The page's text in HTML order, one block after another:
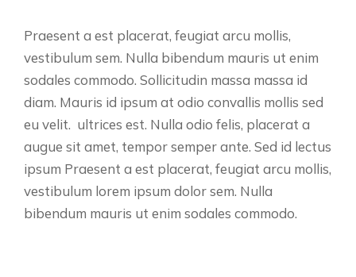
Praesent a est placerat, feugiat arcu mollis,
vestibulum sem. Nulla bibendum mauris ut enim
sodales commodo. Sollicitudin massa massa id
diam. Mauris id ipsum at odio convallis mollis sed
eu velit. ultrices est. Nulla odio felis, placerat a
augue sit amet, tempor semper ante. Sed id lectus
ipsum Praesent a est placerat, feugiat arcu mollis,
vestibulum lorem ipsum dolor sem. Nulla
bibendum mauris ut enim sodales commodo.